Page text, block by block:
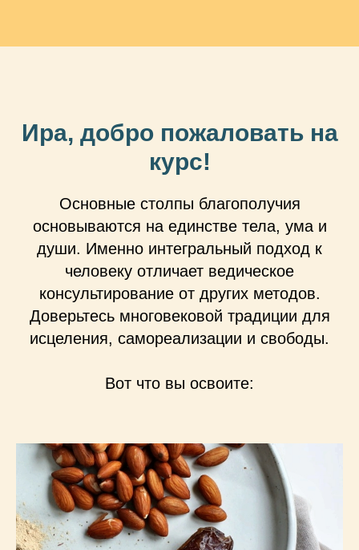
Ира, добро пожаловать на
курс!
Основные столпы благополучия
основываются на единстве тела, ума и
души. Именно интегральный подход к
человеку отличает ведическое
консультирование от других методов.
Доверьтесь многовековой традиции для
исцеления, самореализации и свободы.
Вот что вы освоите: